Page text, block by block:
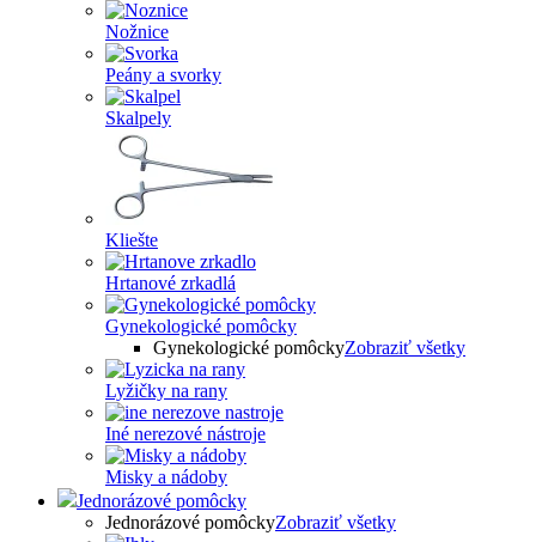
Nožnice
Peány a svorky
Skalpely
Kliešte
Hrtanové zrkadlá
Gynekologické pomôcky
Gynekologické pomôckyZobraziť všetky
Lyžičky na rany
Iné nerezové nástroje
Misky a nádoby
Jednorázové pomôcky
Jednorázové pomôckyZobraziť všetky